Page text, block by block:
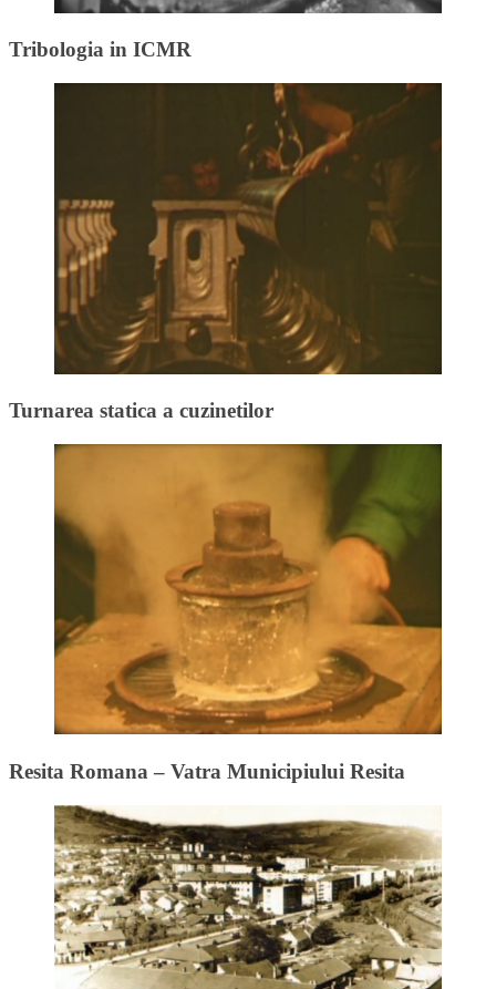
Tribologia in ICMR
Turnarea statica a cuzinetilor
Resita Romana – Vatra Municipiului Resita